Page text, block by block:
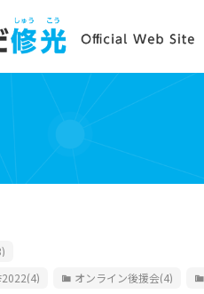
(4) オンライン後援会(4)